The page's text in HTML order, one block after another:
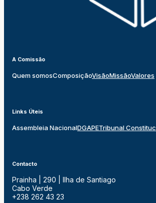
A Comissão
Quem somosComposiçãoVisãoMissãoValores
Links Úteis
Assembleia NacionalDGAPETribunal
Contacto
Prainha | 290 | Ilha de Santiago
Cabo Verde
+238 262 43 23